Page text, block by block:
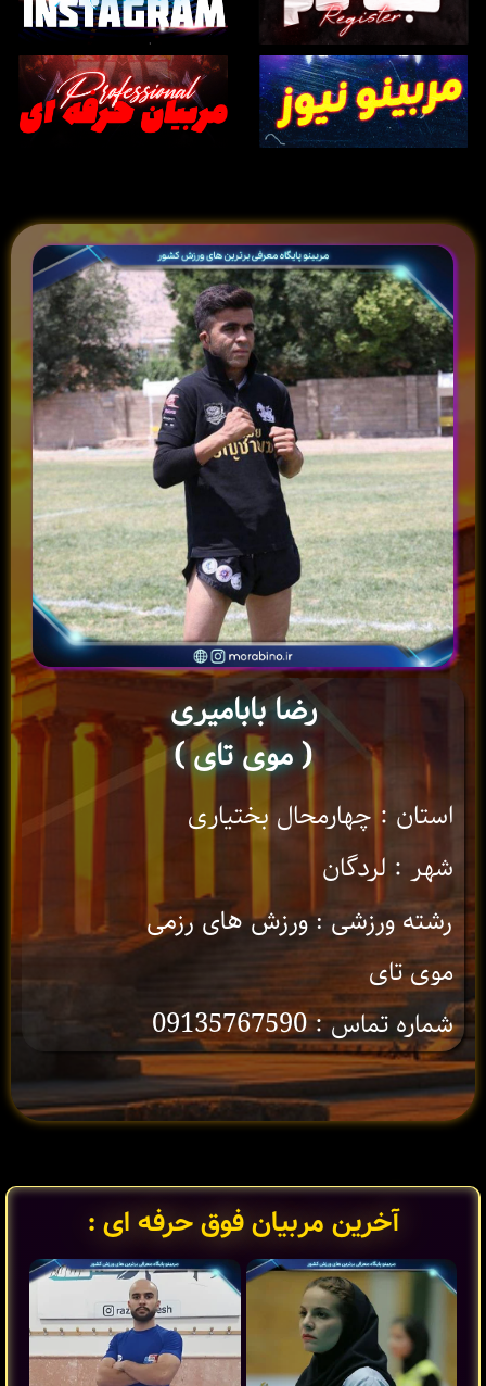
رضا بابامیری
( موی تای )
استان : چهارمحال بختیاری
شهر : لردگان
رشته ورزشی : ورزش های رزمی
موی تای
شماره تماس : 09135767590
آخرین مربیان فوق حرفه ای :